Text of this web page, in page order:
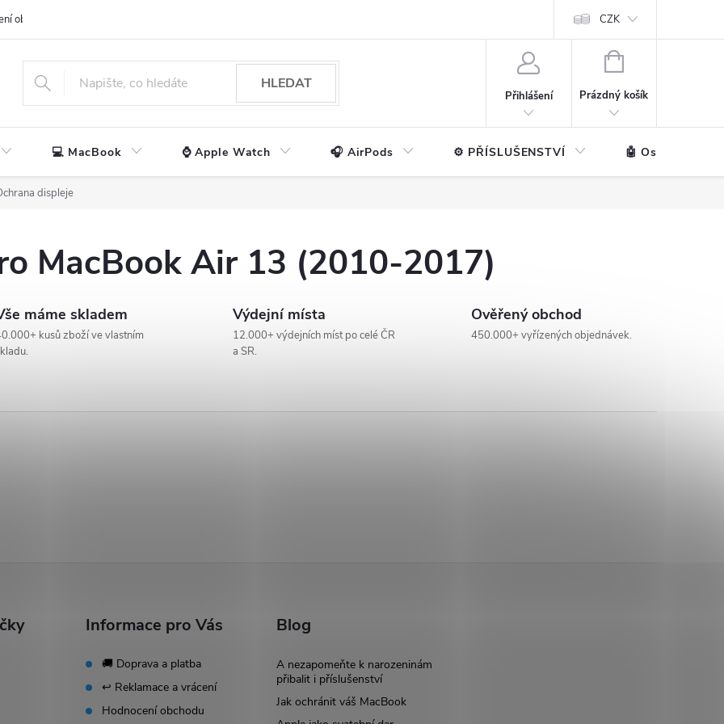
obchodu CZK
HLEDAT
Přihlášení
NÁKUPNÍ
Prázdný košík
💻 MacBook ⌚ Apple Watch 🎧 AirPods ⚙️ PŘÍSLUŠENSTVÍ 🤖 Ostatní
displeje
MacBook Air 13 (2010-2017)
máme skladem
kusů zboží ve vlastním
Výdejní místa
12.000+ výdejních míst po celé ČR
a SR.
Ověřený obchod
450.000+ vyřízených objednávek.
Informace pro Vás
🚚 Doprava a platba
↩️ Reklamace a vrácení
Hodnocení obchodu
Blog
A nezapomeňte k narozeninám
přibalit i příslušenství
Jak ochránit váš MacBook